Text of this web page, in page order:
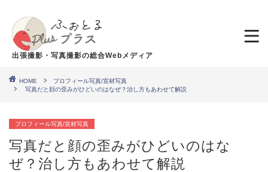
出張撮影・写真撮影の総合Webメディア
HOME
プロフィール写真/宣材写真
写真だと顔の歪みがひどいのはなぜ？治し方もあわせて解説
プロフィール写真/宣材写真
写真だと顔の歪みがひどいのはな
ぜ？治し方もあわせて解説